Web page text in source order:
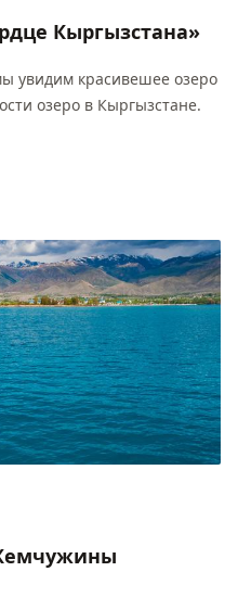
Кыргызстана»
увидим красивешее озеро
озеро в Кыргызстане.